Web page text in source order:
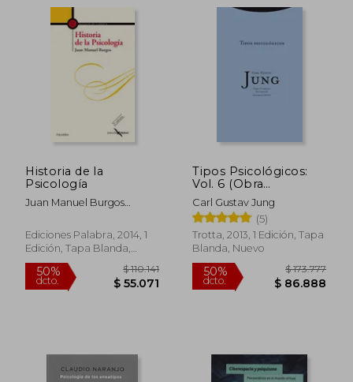
$ 60.708 dcto.
Historia de la
Psicología
Juan Manuel Burgos
Ediciones Palabra, 2014, 1
Edición, Tapa Blanda,
Nuevo
Tipos Psicológicos:
Vol. 6 (Obra
Completa de Carl
Gustav Jung)
Carl Gustav Jung
(5)
Trotta, 2013, 1 Edición, Tapa
Blanda, Nuevo